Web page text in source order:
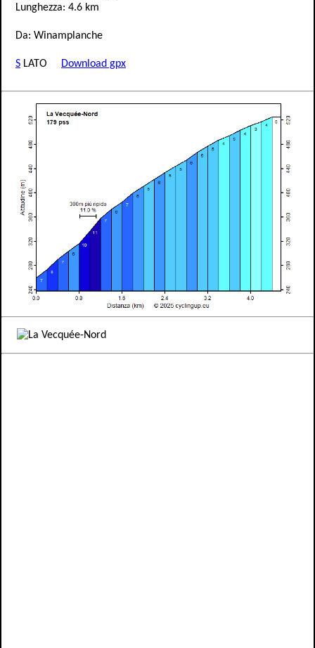
Lunghezza: 4.6 km
Da: Winamplanche
S LATO Download gpx